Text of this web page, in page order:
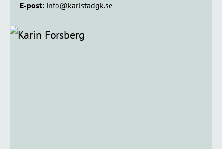
E-post: info@karlstadgk.se